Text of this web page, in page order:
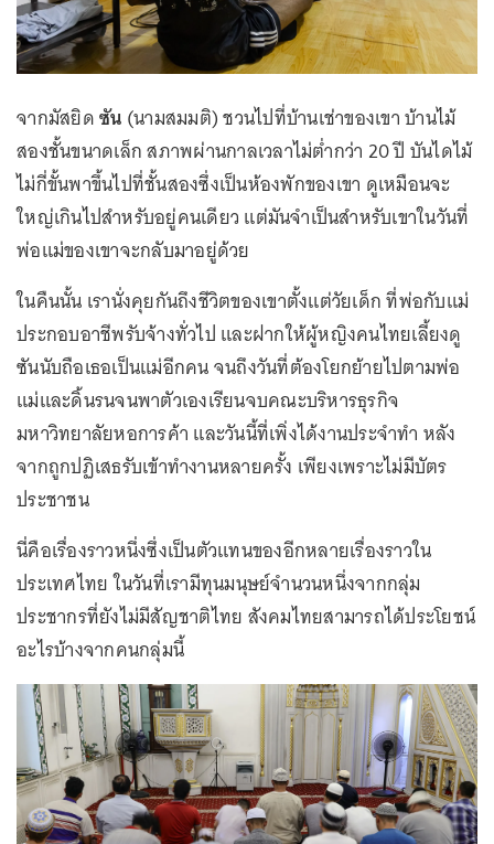
จากมัสยิดซัน (นามสมมติ) ชวนไปที่บ้านเช่าของเขา บ้านไม้
สองชั้นขนาดเล็ก สภาพผ่านกาลเวลาไม่ต่ำกว่า 20 ปี บันไดไม้
ไม่กี่ขั้นพาขึ้นไปที่ชั้นสองซึ่งเป็นห้องพักของเขา ดูเหมือนจะ
ใหญ่เกินไปสำหรับอยู่คนเดียว แต่มันจำเป็นสำหรับเขาในวันที่
พ่อแม่ของเขาจะกลับมาอยู่ด้วย
ในคืนนั้น เรานั่งคุยกันถึงชีวิตของเขาตั้งแต่วัยเด็ก ที่พ่อกับแม่
ประกอบอาชีพรับจ้างทั่วไป และฝากให้ผู้หญิงคนไทยเลี้ยงดู
ซันนับถือเธอเป็นแม่อีกคน จนถึงวันที่ต้องโยกย้ายไปตามพ่อ
แม่และดิ้นรนจนพาตัวเองเรียนจบคณะบริหารธุรกิจ
มหาวิทยาลัยหอการค้า และวันนี้ที่เพิ่งได้งานประจำทำ หลัง
จากถูกปฏิเสธรับเข้าทำงานหลายครั้ง เพียงเพราะไม่มีบัตร
ประชาชน
นี่คือเรื่องราวหนึ่งซึ่งเป็นตัวแทนของอีกหลายเรื่องราวใน
ประเทศไทย ในวันที่เรามีทุนมนุษย์จำนวนหนึ่งจากกลุ่ม
ประชากรที่ยังไม่มีสัญชาติไทย สังคมไทยสามารถได้ประโยชน์
อะไรบ้างจากคนกลุ่มนี้